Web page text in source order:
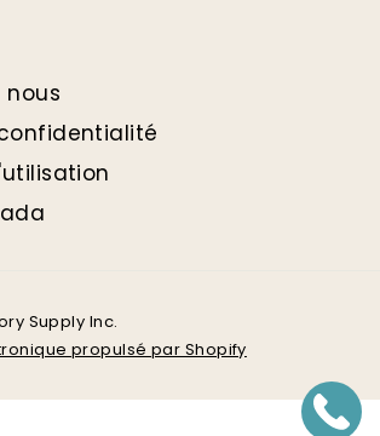
nous
Supply Inc.
propulsé par Shopify